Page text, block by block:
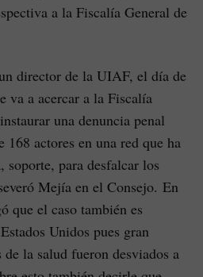
a la Fiscalía General de
director de la UIAF, el día de
va a acercar a la Fiscalía
una denuncia penal
168 actores en una red que ha
soporte, para desfalcar los
Mejía en el Consejo. En
que el caso también es
Unidos pues gran
la salud fueron desviados a